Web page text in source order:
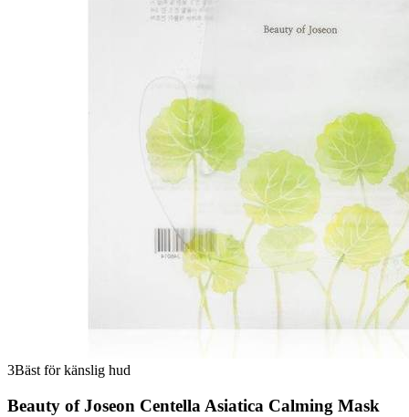
3Bäst för känslig hud
Beauty of Joseon Centella Asiatica Calming Mask